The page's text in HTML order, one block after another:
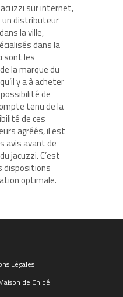
sur internet,
un distributeur
la ville,
dans la
sont les
la marque du
y a à acheter
de
tenu de la
de ces
agréés, il est
avis avant de
jacuzzi. C’est
dispositions
optimale.
Légales
de Chloé.